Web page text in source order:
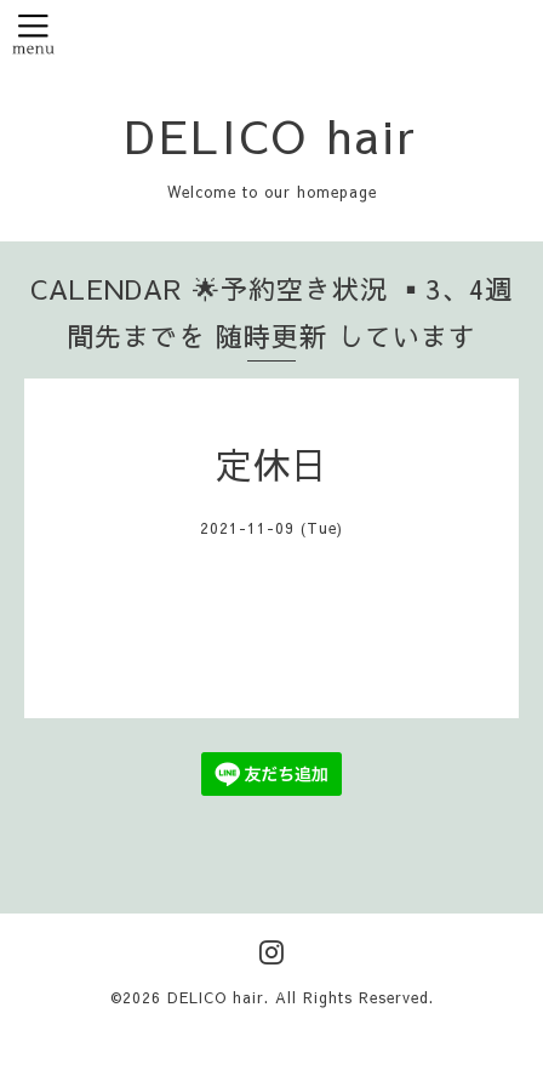
DELICO hair
Welcome to our homepage
CALENDAR 🌟予約空き状況 ▪️3、4週
間先までを 随時更新 しています
定休日
2021-11-09 (Tue)
©2026 DELICO hair. All Rights Reserved.